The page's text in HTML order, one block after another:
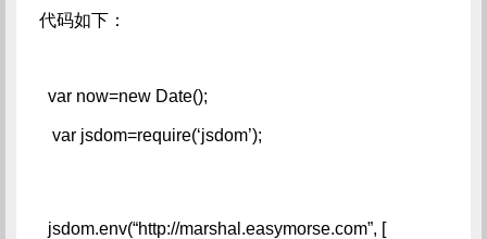
代码如下：
var now=new Date();
var jsdom=require(‘jsdom’);
jsdom.env(“http://marshal.easymorse.com”, [